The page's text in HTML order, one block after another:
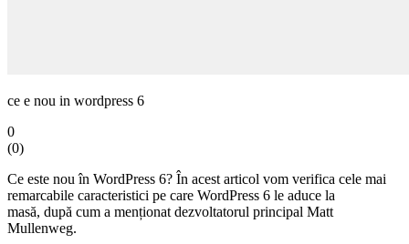
ce e nou in wordpress 6
0
(0)
Ce este nou în WordPress 6? În acest articol vom verifica cele mai
remarcabile caracteristici pe care WordPress 6 le aduce la
masă, după cum a menționat dezvoltatorul principal Matt
Mullenweg.